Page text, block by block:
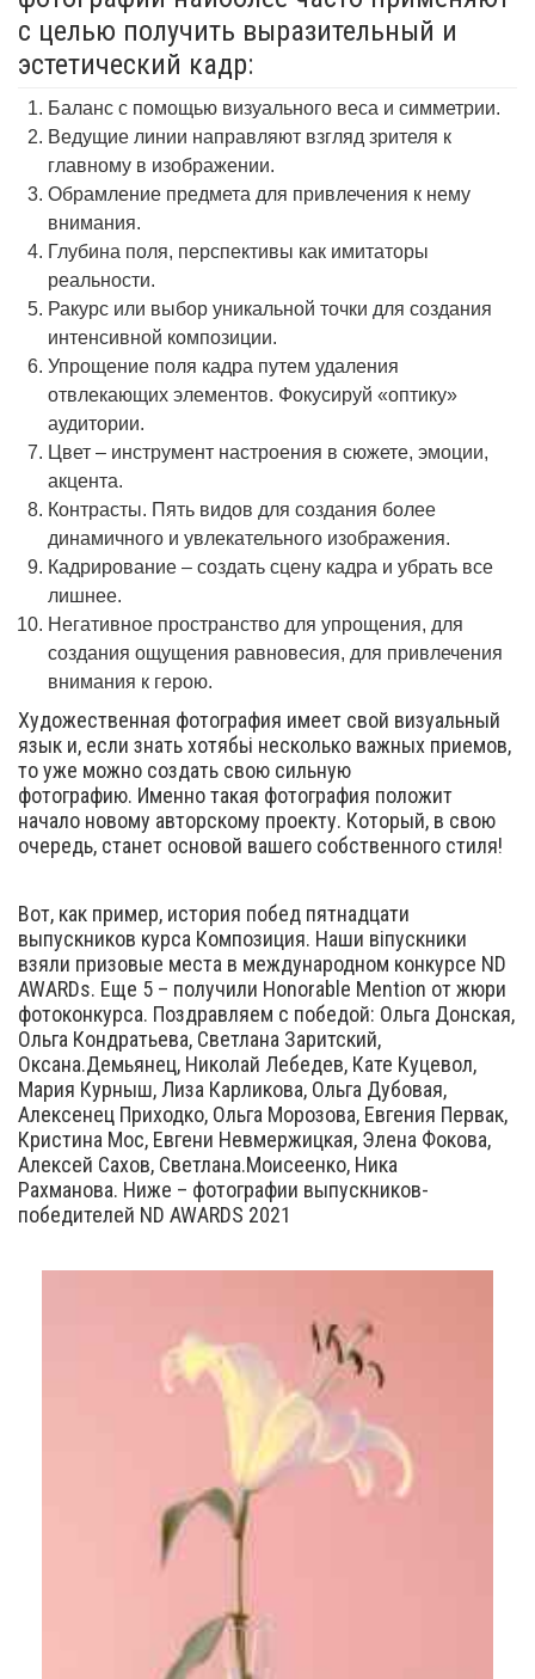
с целью получить выразительный и
эстетический кадр:
Баланс с помощью визуального веса и симметрии.
Ведущие линии направляют взгляд зрителя к
главному в изображении.
Обрамление предмета для привлечения к нему
внимания.
Глубина поля, перспективы как имитаторы
реальности.
Ракурс или выбор уникальной точки для создания
интенсивной композиции.
Упрощение поля кадра путем удаления
отвлекающих элементов. Фокусируй «оптику»
аудитории.
Цвет – инструмент настроения в сюжете, эмоции,
акцента.
Контрасты. Пять видов для создания более
динамичного и увлекательного изображения.
Кадрирование – создать сцену кадра и убрать все
лишнее.
Негативное пространство для упрощения, для
создания ощущения равновесия, для привлечения
внимания к герою.
Художественная фотография имеет свой визуальный
язык и, если знать хотябьі несколько важных приемов,
то уже можно создать свою сильную
фотографию. Именно такая фотография положит
начало новому авторскому проекту. Который, в свою
очередь, станет основой вашего собственного стиля!
Вот, как пример, история побед пятнадцати
выпускников курса Композиция. Наши віпускники
взяли призовые места в международном конкурсе ND
AWARDs. Еще 5 – получили Honorable Mention от жюри
фотоконкурса. Поздравляем с победой: Ольга Донская,
Ольга Кондратьева, Светлана Заритский,
Оксана.Демьянец, Николай Лебедев, Кате Куцевол,
Мария Курныш, Лиза Карликова, Ольга Дубовая,
Алексенец Приходко, Ольга Морозова, Евгения Первак,
Кристина Мос, Евгени Невмержицкая, Элена Фокова,
Алексей Сахов, Светлана.Моисеенко, Ника
Рахманова. Ниже – фотографии выпускников-
победителей ND AWARDS 2021